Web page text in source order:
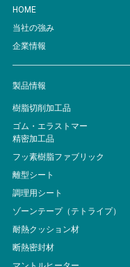
HOME
当社の強み
企業情報
製品情報
樹脂切削加工品
ゴム・エラストマー
精密加工品
フッ素樹脂ファブリック
離型シート
調理用シート
ゾーンテープ（テトライプ）
耐熱クッション材
断熱密封材